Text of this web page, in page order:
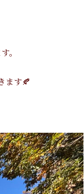
。
ます🍂